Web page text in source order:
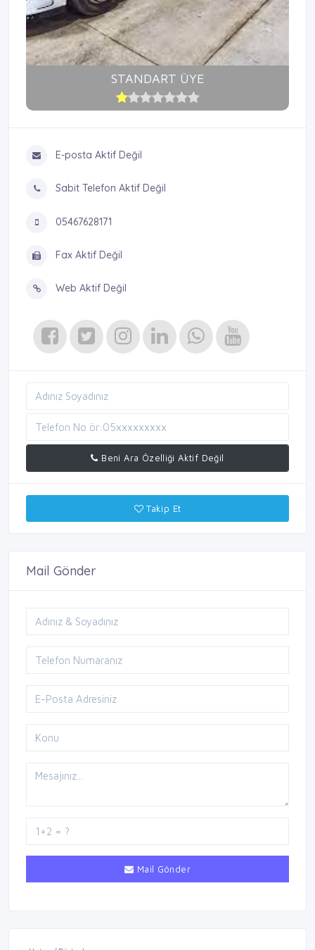
STANDART ÜYE
E-posta Aktif Değil
Sabit Telefon Aktif Değil
05467628171
Fax Aktif Değil
Web Aktif Değil
Beni Ara Özelliği Aktif Değil
Takip Et
Mail Gönder
Mail Gönder